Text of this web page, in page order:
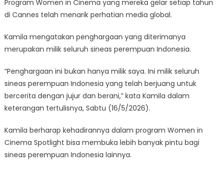
Program Women in Cinema yang mereka gelar setiap tahun
di Cannes telah menarik perhatian media global.
Kamila mengatakan penghargaan yang diterimanya
merupakan milik seluruh sineas perempuan Indonesia.
“Penghargaan ini bukan hanya milik saya. Ini milik seluruh
sineas perempuan Indonesia yang telah berjuang untuk
bercerita dengan jujur dan berani,” kata Kamila dalam
keterangan tertulisnya, Sabtu (16/5/2026).
Kamila berharap kehadirannya dalam program Women in
Cinema Spotlight bisa membuka lebih banyak pintu bagi
sineas perempuan Indonesia lainnya.